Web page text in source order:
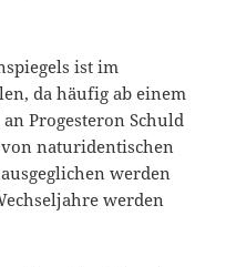
ist im
da häufig ab einem
Progesteron Schuld
naturidentischen
werden
werden